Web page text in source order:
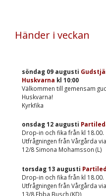
Händer i veckan
söndag 09 augusti
Huskvarna kl 10:00
Välkommen till gemensam
Huskvarna!
Kyrkfika
onsdag 12 augusti
Drop-in och fika från kl 18.00.
Utfrågningen från Vårgårda
12/8 Simona Mohamsson (L)
torsdag 13 augusti
Drop-in och fika från kl 18.00.
Utfrågningen från Vårgårda
13/8 Ebba Busch (KD)